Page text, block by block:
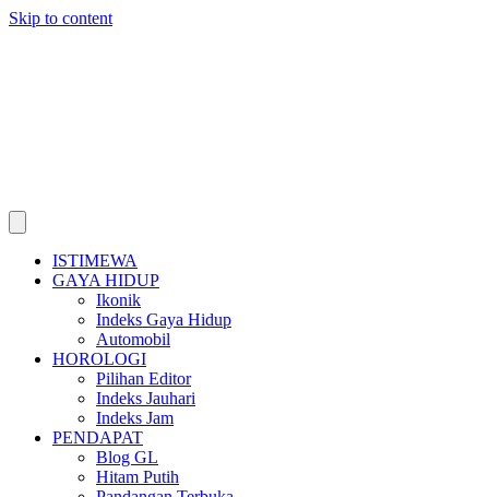
Skip to content
ISTIMEWA
GAYA HIDUP
Ikonik
Indeks Gaya Hidup
Automobil
HOROLOGI
Pilihan Editor
Indeks Jauhari
Indeks Jam
PENDAPAT
Blog GL
Hitam Putih